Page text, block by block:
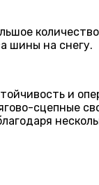
шины на снегу.
и
сцепные